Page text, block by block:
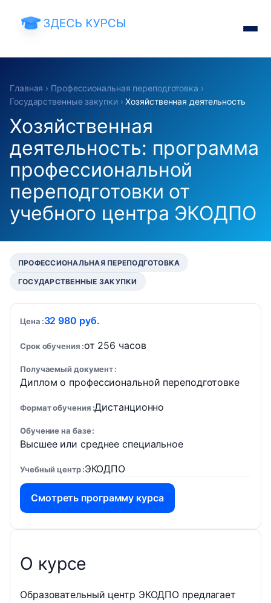
Главная › Профессиональная переподготовка ›
Государственные закупки›Хозяйственная деятельность
Хозяйственная
деятельность: программа
профессиональной
переподготовки от
учебного центра ЭКОДПО
ПРОФЕССИОНАЛЬНАЯ ПЕРЕПОДГОТОВКА
ГОСУДАРСТВЕННЫЕ ЗАКУПКИ
Цена 32 980 руб.
Срок обучения от 256 часов
Получаемый документ
Диплом о профессиональной переподготовке
Формат обучения Дистанционно
Обучение на базе
Высшее или среднее специальное
Учебный центр ЭКОДПО
Смотреть программу курса
О курсе
Образовательный центр ЭКОДПО предлагает